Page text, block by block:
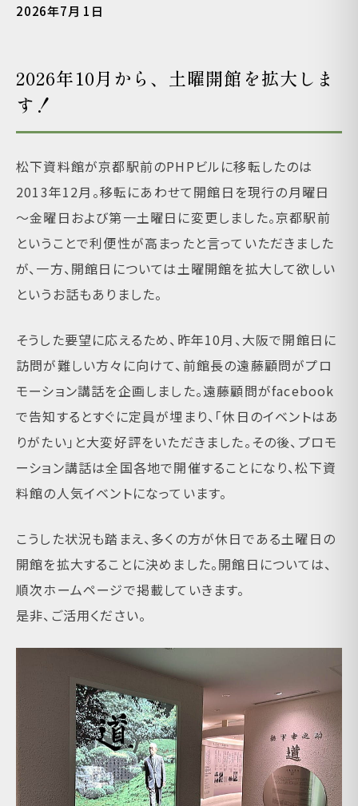
2026年7月 1日
2026年10月から、土曜開館を拡大しま
す！
松下資料館が京都駅前のPHPビルに移転したのは
2013年12月。移転にあわせて開館日を現行の月曜日
～金曜日および第一土曜日に変更しました。京都駅前
ということで利便性が高まったと言っていただきました
が、一方、開館日については土曜開館を拡大して欲しい
というお話もありました。
そうした要望に応えるため、昨年10月、大阪で開館日に
訪問が難しい方々に向けて、前館長の遠藤顧問がプロ
モーション講話を企画しました。遠藤顧問がfacebook
で告知するとすぐに定員が埋まり、「休日のイベントはあ
りがたい」と大変好評をいただきました。その後、プロモ
ーション講話は全国各地で開催することになり、松下資
料館の人気イベントになっています。
こうした状況も踏まえ、多くの方が休日である土曜日の
開館を拡大することに決めました。開館日については、
順次ホームページで掲載していきます。
是非、ご活用ください。